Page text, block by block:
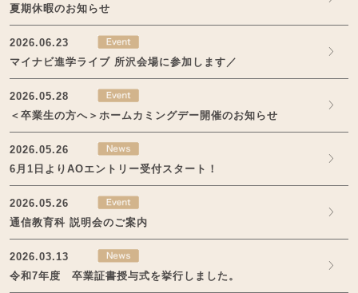
夏期休暇のお知らせ
2026.06.23
マイナビ進学ライブ 所沢会場に参加します／
2026.05.28
＜卒業生の方へ＞ホームカミングデー開催のお知らせ
2026.05.26
6月1日よりAOエントリー受付スタート！
2026.05.26
通信教育科 説明会のご案内
2026.03.13
令和7年度 卒業証書授与式を挙行しました。